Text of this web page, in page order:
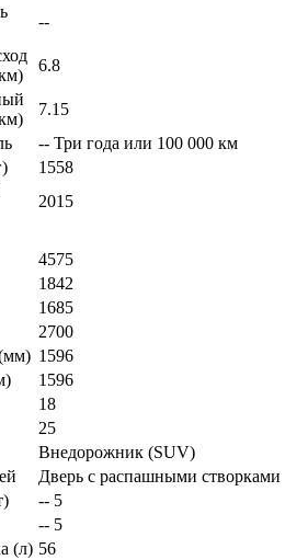
--
6.8
7.15
-- Три года или 100 000 км
1558
2015
4575
1842
1685
2700
1596
1596
18
25
Внедорожник (SUV)
Дверь с распашными створками
-- 5
-- 5
(л) 56